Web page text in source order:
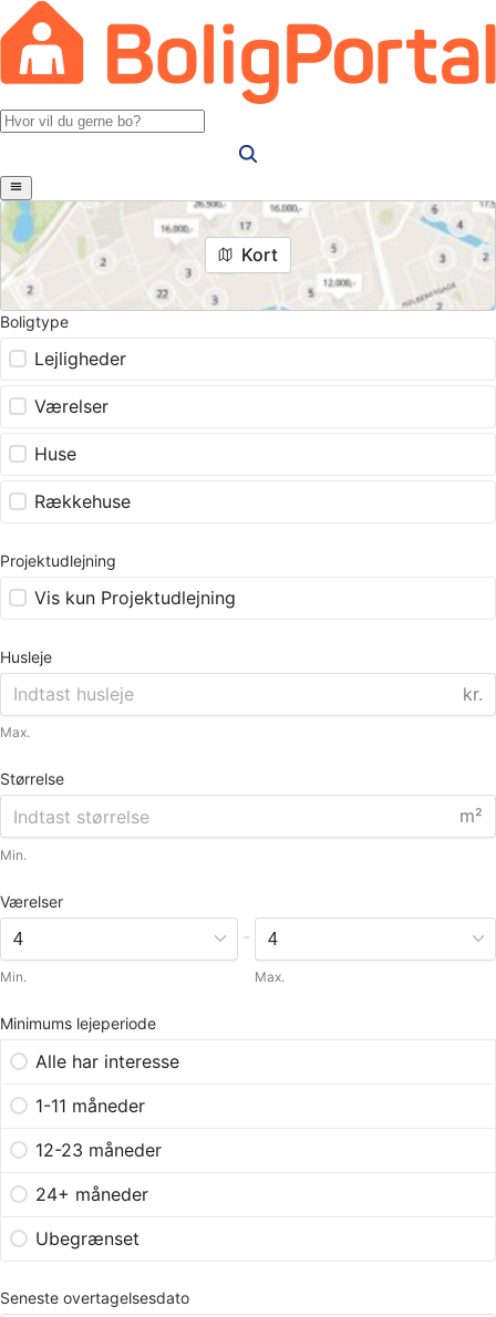
Kort
Boligtype
Lejligheder
Værelser
Huse
Rækkehuse
Projektudlejning
Vis kun Projektudlejning
Husleje
kr.
Max.
Størrelse
m²
Min.
Værelser
Min.
-
Max.
Minimums lejeperiode
Alle har interesse
1-11 måneder
12-23 måneder
24+ måneder
Ubegrænset
Seneste overtagelsesdato